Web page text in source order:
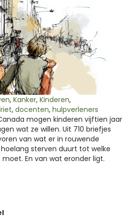
, Kanker, Kinderen,
, docenten, hulpverleners
mogen kinderen vijftien jaar
wat ze willen. Uit 710 briefjes
van wat er in rouwende
sterven duurt tot welke
En van wat eronder ligt.